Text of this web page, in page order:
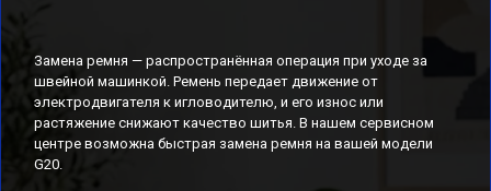
Замена ремня — распространённая операция при уходе за
швейной машинкой. Ремень передает движение от
электродвигателя к игловодителю, и его износ или
растяжение снижают качество шитья. В нашем сервисном
центре возможна быстрая замена ремня на вашей модели
G20.